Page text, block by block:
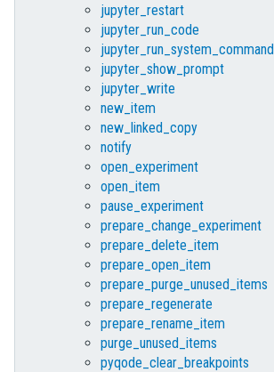
jupyter_restart
jupyter_run_code
jupyter_run_system_command
jupyter_show_prompt
jupyter_write
new_item
new_linked_copy
notify
open_experiment
open_item
pause_experiment
prepare_change_experiment
prepare_delete_item
prepare_open_item
prepare_purge_unused_items
prepare_regenerate
prepare_rename_item
purge_unused_items
pyqode_clear_breakpoints